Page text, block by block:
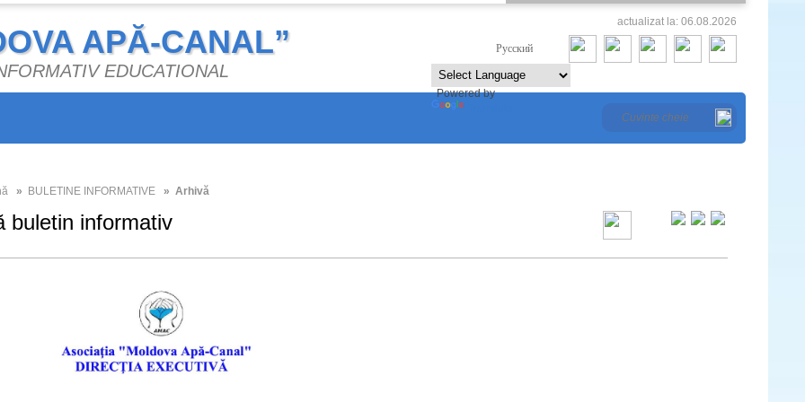
APĂ-CANAL”
EDUCATIONAL
actualizat la: 06.08.2026
Русский
Powered by
» BULETINE INFORMATIVE » Arhivă
buletin informativ